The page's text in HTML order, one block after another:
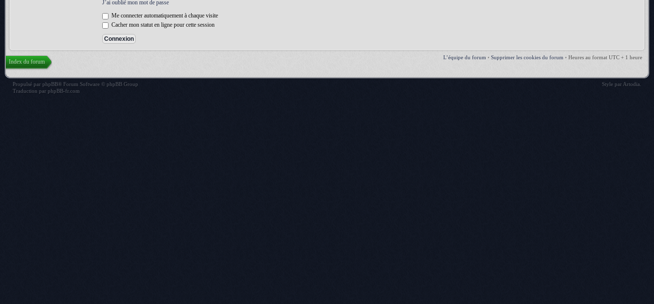
J’ai oublié mon mot de passe
Me connecter automatiquement à chaque visite
Cacher mon statut en ligne pour cette session
L’équipe du forum • Supprimer les cookies du forum • Heures au format UTC + 1 heure
Index du forum
Propulsé par phpBB® Forum Software © phpBB Group
Traduction par phpBB-fr.com
Style par Artodia